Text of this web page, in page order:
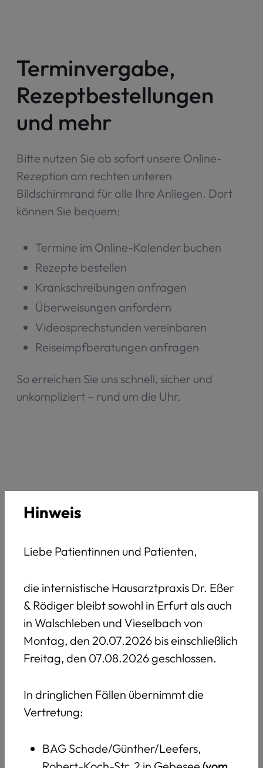
Terminvergabe,
Rezeptbestellungen
und mehr
Bitte nutzen Sie ab sofort unsere Online-
Rezeption am rechten unteren
Bildschirmrand für alle Ihre Anliegen. Dort
können Sie bequem:
Termine im Online-Kalender buchen
Rezepte bestellen
Krankschreibungen anfragen
Überweisungen anfordern
Videosprechstunden vereinbaren
Reiseimpfberatungen anfragen
So erreichen Sie uns schnell, sicher und
unkompliziert – rund um die Uhr.
Dokumente
Laden Sie sich hier benötigte Dokumente für
Patientenbogen Neuaufnahme [PDF]
Patientenbogen Bestellservice [PDF]
Patientenbogen Blutdruck [PDF]
Hinweis
Liebe Patientinnen und Patienten,
die internistische Hausarztpraxis Dr. Eßer
& Rödiger bleibt sowohl in Erfurt als auch
in Walschleben und Vieselbach von
Montag, den 20.07.2026 bis einschließlich
Freitag, den 07.08.2026 geschlossen.
In dringlichen Fällen übernimmt die
Vertretung:
BAG Schade/Günther/Leefers,